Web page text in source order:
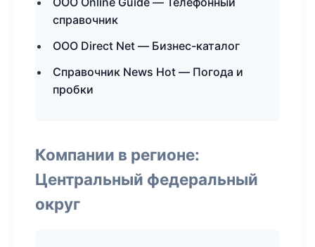
справочник
ООО Direct Net — Бизнес-каталог
Справочник News Hot — Погода и
пробки
Компании в регионе:
Центральный федеральный
округ